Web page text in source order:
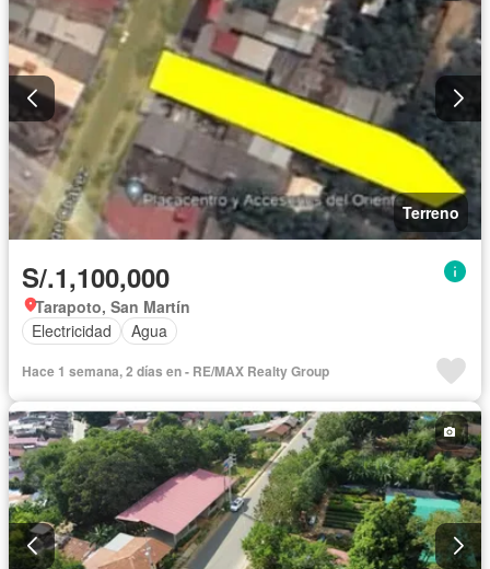
Terreno
S/.1,100,000
Tarapoto, San Martín
Electricidad
Agua
Hace 1 semana, 2 días en - RE/MAX Realty Group